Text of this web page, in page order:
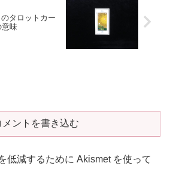
タロットカー
意味
メントを書き込む
低減するために Akismet を使って